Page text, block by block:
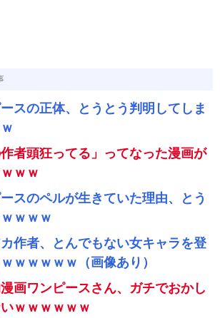
ースの正体、とうとう判明してしま
者頭狂ってる」ってなった漫画が
ｗｗ
ースのペルが生きていた理由、とう
ｗｗｗ
カ作者、とんでもない女キャラを登
ｗｗｗｗｗ（画像あり）
漫画ワンピースさん、ガチでおかし
ｗｗｗｗｗｗ